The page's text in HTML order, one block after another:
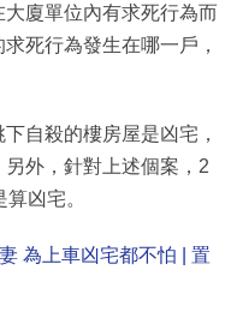
廈單位內有求死行為而
死行為發生在哪一戶，
自殺的樓房屋是凶宅，
外，針對上述個案，2
凶宅。
為上車凶宅都不怕 | 置